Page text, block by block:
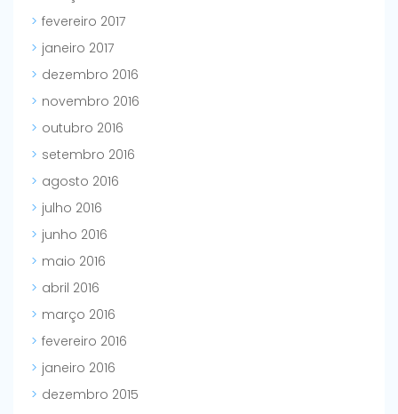
fevereiro 2017
janeiro 2017
dezembro 2016
novembro 2016
outubro 2016
setembro 2016
agosto 2016
julho 2016
junho 2016
maio 2016
abril 2016
março 2016
fevereiro 2016
janeiro 2016
dezembro 2015